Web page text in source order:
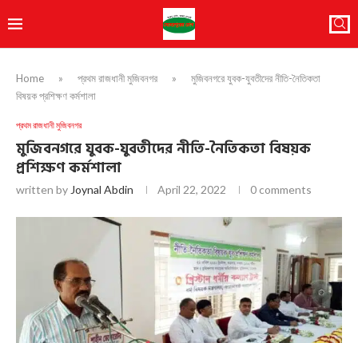
Home » প্রথম রাজধানী মুজিবনগর »
মুজিবনগরে যুবক-যুবতীদের নীতি-নৈতিকতা
বিষয়ক প্রশিক্ষণ কর্মশালা
প্রথম রাজধানী মুজিবনগর
মুজিবনগরে যুবক-যুবতীদের নীতি-নৈতিকতা বিষয়ক
প্রশিক্ষণ কর্মশালা
written by Joynal Abdin April 22, 2022 0 comments